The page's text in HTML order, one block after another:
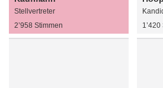
Stellvertreter
2’958 Stimmen